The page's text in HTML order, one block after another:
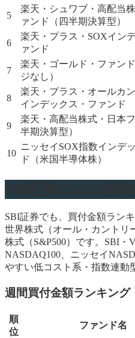
5
楽天・シュワブ・高配当
ァンド（四半期決算型）
6
楽天・プラス・SOXイン
ァンド
7
楽天・ゴールド・ファン
ジなし）
8
楽天・プラス・オールカ
インデックス・ファンド
9
楽天・高配当株式・日本
半期決算型）
10
ニッセイSOX指数インデ
ド（米国半導体株）
SBI証券でも、買付金額ラン
世界株式（オール・カントリ
株式（S&P500）です。SBI・
NASDAQ100、ニッセイ
やすい低コスト系・指数連動
週間買付金額ランキング
順
位
ファンド名